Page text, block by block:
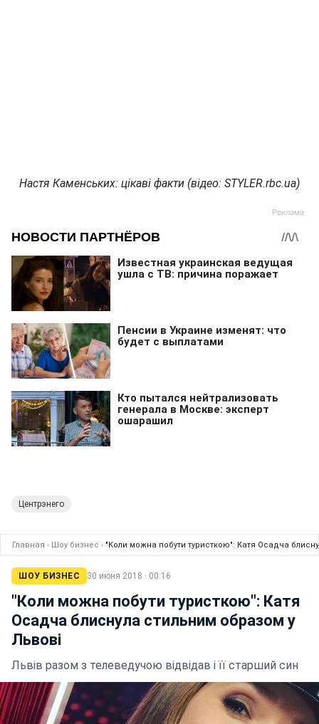
Настя Каменських: цікаві факти (відео: STYLER.rbc.ua)
Центрэнего
Главная › Шоу бизнес › "Коли можна побути туристкою": Катя Осадча
ШОУ БИЗНЕС 30 июня 2018 · 00:16
"Коли можна побути туристкою": Катя
Осадча блиснула стильним образом у
Львові
Львів разом з телеведучою відвідав і її старший син